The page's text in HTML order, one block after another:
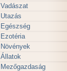
Vadászat
Utazás
Egészség
Ezotéria
Növények
Állatok
Mezőgazdaság